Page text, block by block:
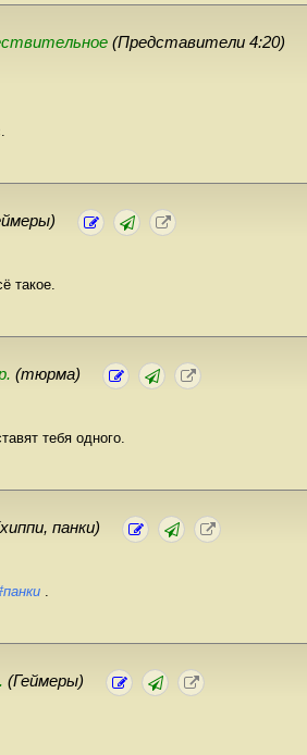
(Представители 4:20)
такое.
(тюрма)
тебя одного.
панки)
.
(Геймеры)